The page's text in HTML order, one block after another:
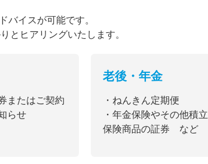
バイスが可能です。
とヒアリングいたします。
またはご契約
らせ
老後・年金
・ねんきん定期便
・年金保険やその他積立
保険商品の証券 など